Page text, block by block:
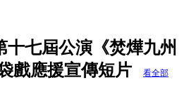
七屆公演《焚燁九州
戲應援宣傳短片
看全部